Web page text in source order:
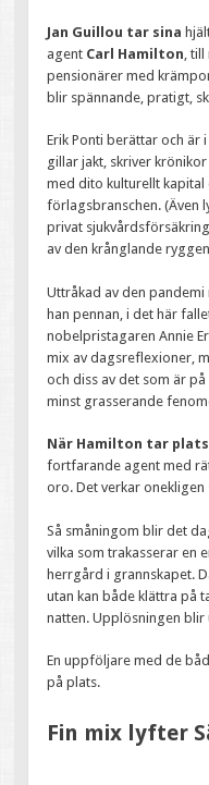
Jan Guillou tar sina
agent Carl Hamilton ,
pensionärer med
blir spännande, pratigt,
Erik Ponti berättar och
gillar jakt, skriver
med dito kulturellt kapital
förlagsbranschen. (Även
privat
av den krånglande
Uttråkad av den
han pennan, i det här
nobelpristagaren Annie
mix av dagsreflexioner,
och diss av det som är
minst grasserande
När Hamilton tar plats
fortfarande agent med
oro. Det verkar onekligen
Så småningom blir det
vilka som trakasserar en
herrgård i grannskapet.
utan kan både klättra på
natten. Upplösningen blir
En uppföljare med de
på plats.
Fin mix lyfter